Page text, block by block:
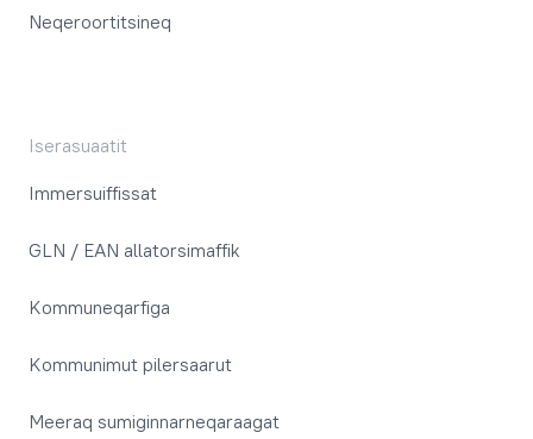
Neqeroortitsineq
Iserasuaatit
Immersuiffissat
GLN / EAN allatorsimaffik
Kommuneqarfiga
Kommunimut pilersaarut
Meeraq sumiginnarneqaraagat